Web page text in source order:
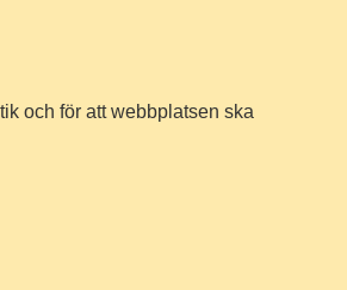
och för att webbplatsen ska